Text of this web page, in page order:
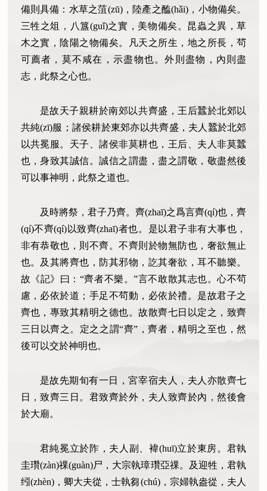
備則具備：水草之菹(zū)，陸產之醢(hǎi)，小物備矣。
三牲之俎，八簋(guǐ)之實，美物備矣。昆蟲之異，草
木之實，陰陽之物備矣。凡天之所生，地之所長，茍
可薦者，莫不咸在，示盡物也。外則盡物，內則盡
志，此祭之心也。
是故天子親耕於南郊以共齊盛，王后蠶於北郊以
共純(zī)服；諸侯耕於東郊亦以共齊盛，夫人蠶於北郊
以共冕服。天子、諸侯非莫耕也，王后、夫人非莫蠶
也，身致其誠信。誠信之謂盡，盡之謂敬，敬盡然後
可以事神明，此祭之道也。
及時將祭，君子乃齊。齊(zhaī)之爲言齊(qí)也，齊
(qí)不齊(qí)以致齊(zhaī)者也。是以君子非有大事也，
非有恭敬也，則不齊。不齊則於物無防也，奢欲無止
也。及其將齊也，防其邪物，訖其奢欲，耳不聽樂。
故《記》曰：“齊者不樂。”言不敢散其志也。心不茍
慮，必依於道；手足不茍動，必依於禮。是故君子之
齊也，專致其精明之德也。故散齊七日以定之，致齊
三日以齊之。定之之謂“齊”，齊者，精明之至也，然
後可以交於神明也。
是故先期旬有一日，宮宰宿夫人，夫人亦散齊七
日，致齊三日。君致齊於外，夫人致齊於內，然後會
於大廟。
君純冕立於阼，夫人副、褘(huī)立於東房。君執
圭瓚(zàn)祼(guàn)尸，大宗執璋瓚亞祼。及迎牲，君執
纼(zhèn)，卿大夫從，士執芻(chú)，宗婦執盎從，夫人